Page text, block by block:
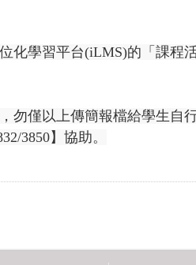
化學習平台(iLMS)的「課程
勿僅以上傳簡報檔給學生自
3850】協助。